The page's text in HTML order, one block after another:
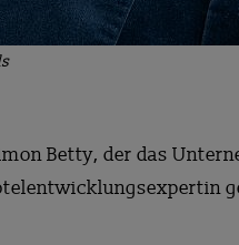
Betty, der das